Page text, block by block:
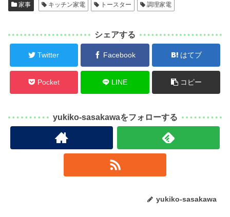
家事 キッチン家電 トースター 調理家電
シェアする
Twitter Facebook はてブ
Pocket LINE コピー
yukiko-sasakawaをフォローする
yukiko-sasakawa